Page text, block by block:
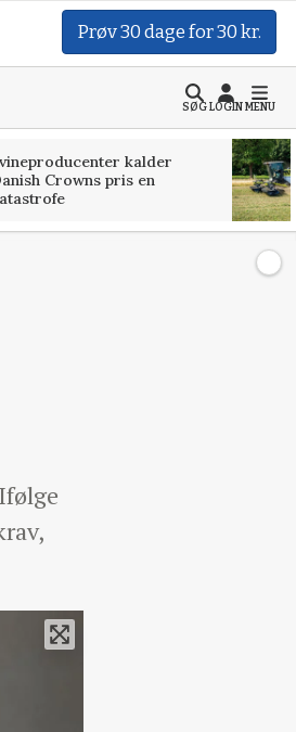
Prøv 30 dage for 30 kr.
SØGLOGINMENU
kalder
Crowns pris en